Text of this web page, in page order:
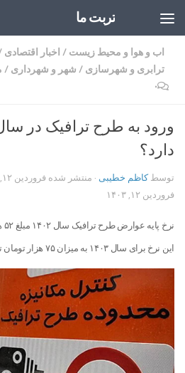
تربت ما
اب و هوا و محیط زیست / اخبار اقتصادی
ترابری و شهرسازی / شهر و شهرداری /
۰
ورود به طرح ترافیک در
دارد؟
توسطکاظم خطیبی · منتشر شده فروردین ۱۲, ۱۴۰۳
فروردین ۱۲, ۱۴۰۳
این نرخ برای سال ۱۴۰۳ به میزان ۷۵ هزار تومان تعیین شده است.